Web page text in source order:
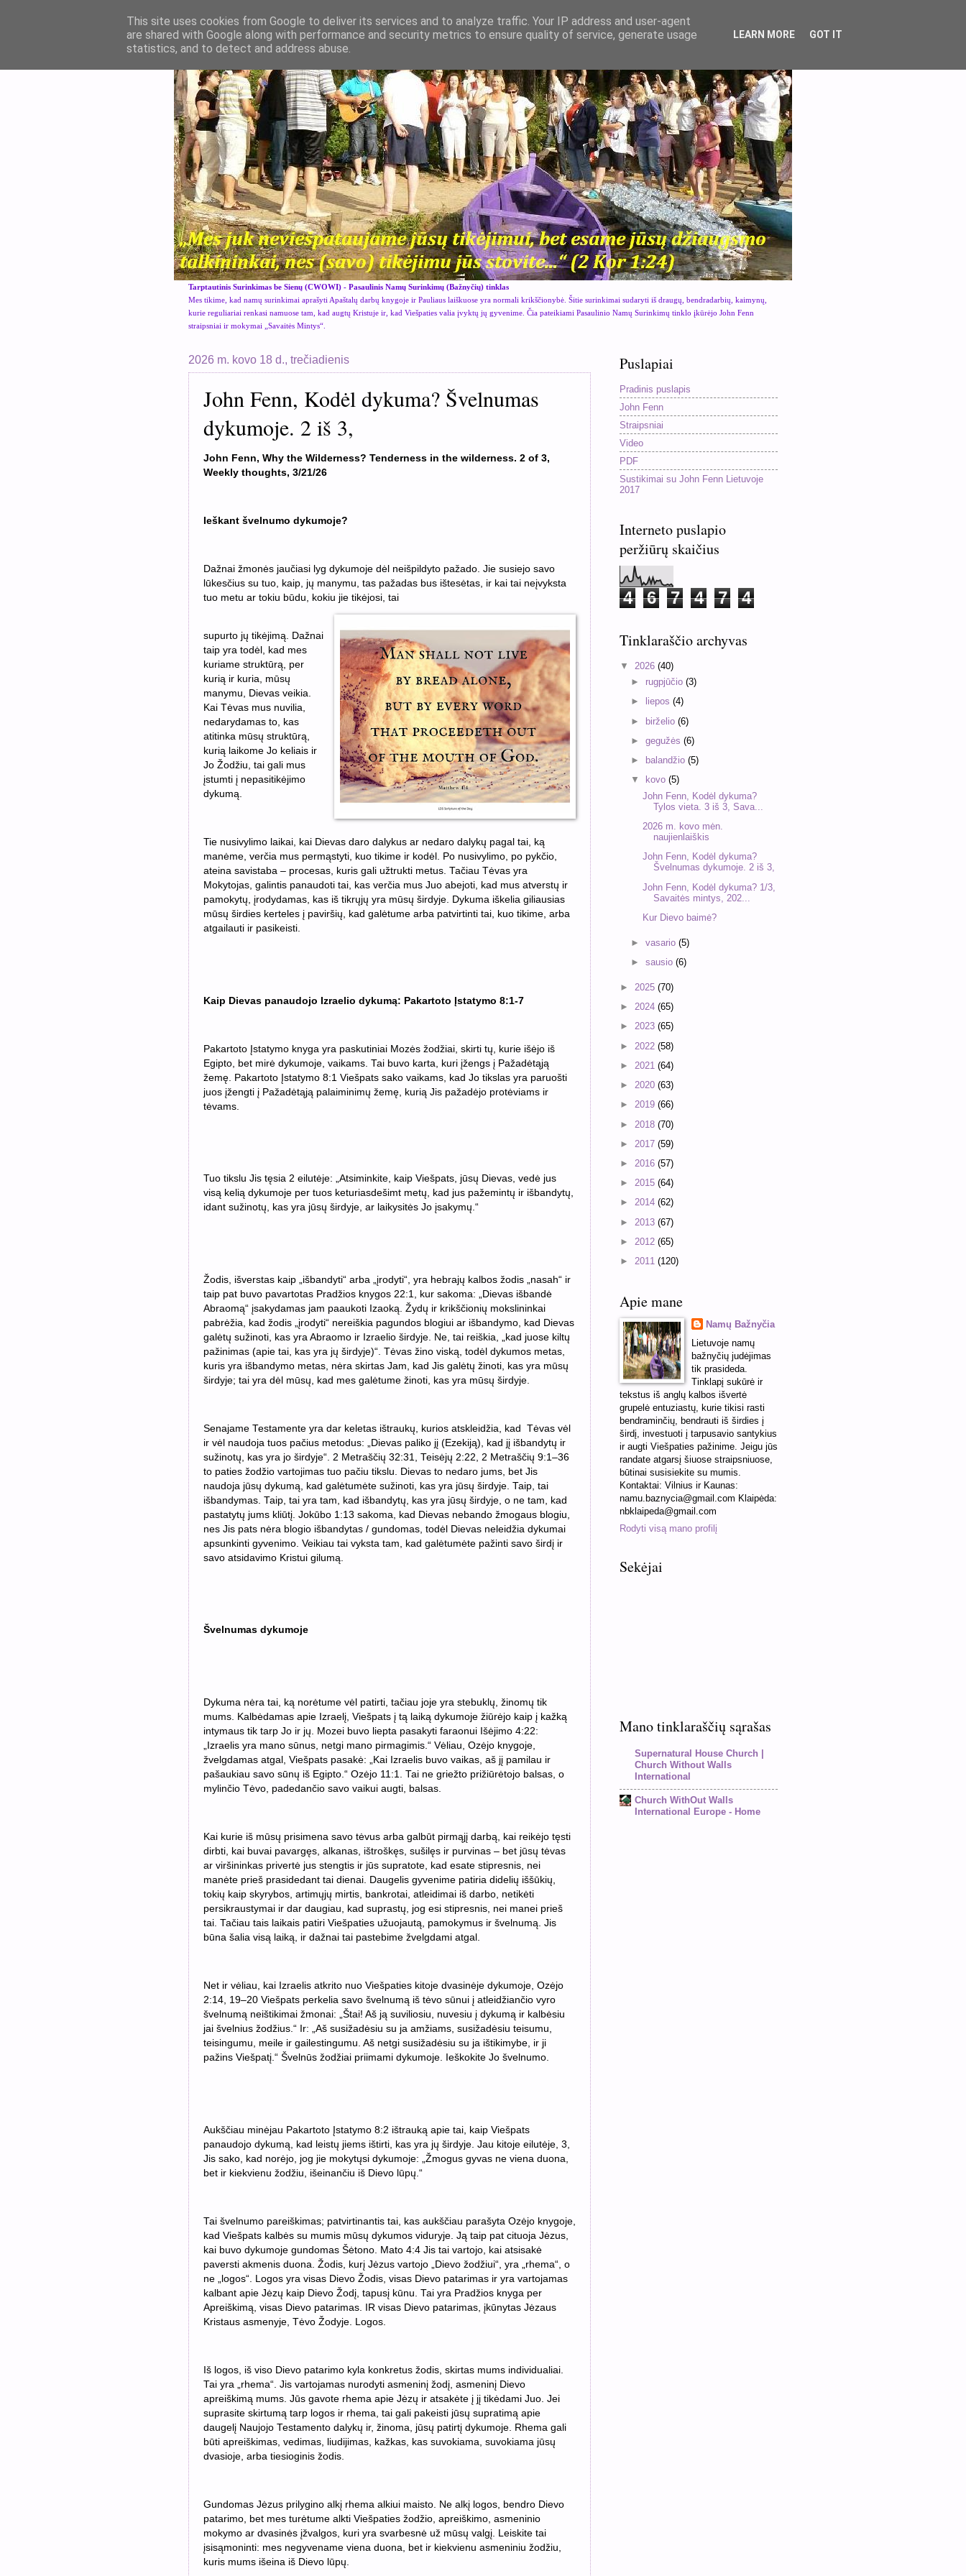
Tarptautinis Surinkimas be Sienų (CWOWI) - Pasaulinis Namų Surinkimų (Bažnyčių) tinklas
Mes tikime, kad namų surinkimai aprašyti Apaštalų darbų knygoje ir Pauliaus laiškuose yra normali krikščionybė. Šitie surinkimai sudaryti iš draugų, bendradarbių, kaimynų,
kurie reguliariai renkasi namuose tam, kad augtų Kristuje ir, kad Viešpaties valia įvyktų jų gyvenime. Čia pateikiami Pasaulinio Namų Surinkimų tinklo įkūrėjo John Fenn
straipsniai ir mokymai „Savaitės Mintys“.
2026 m. kovo 18 d., trečiadienis
John Fenn, Kodėl dykuma? Švelnumas
dykumoje. 2 iš 3,
John Fenn, Why the Wilderness? Tenderness in the wilderness. 2 of 3,
Weekly thoughts, 3/21/26
Ieškant švelnumo dykumoje?
Dažnai žmonės jaučiasi lyg dykumoje dėl neišpildyto pažado. Jie susiejo savo
lūkesčius su tuo, kaip, jų manymu, tas pažadas bus ištesėtas, ir kai tai neįvyksta
tuo metu ar tokiu būdu, kokiu jie tikėjosi, tai
supurto jų tikėjimą. Dažnai
taip yra todėl, kad mes
kuriame struktūrą, per
kurią ir kuria, mūsų
manymu, Dievas veikia.
Kai Tėvas mus nuvilia,
nedarydamas to, kas
atitinka mūsų struktūrą,
kurią laikome Jo keliais ir
Jo Žodžiu, tai gali mus
įstumti į nepasitikėjimo
dykumą.
Tie nusivylimo laikai, kai Dievas daro dalykus ar nedaro dalykų pagal tai, ką
manėme, verčia mus permąstyti, kuo tikime ir kodėl. Po nusivylimo, po pykčio,
ateina savistaba – procesas, kuris gali užtrukti metus. Tačiau Tėvas yra
Mokytojas, galintis panaudoti tai, kas verčia mus Juo abejoti, kad mus atverstų ir
pamokytų, įrodydamas, kas iš tikrųjų yra mūsų širdyje. Dykuma iškelia giliausias
mūsų širdies kerteles į paviršių, kad galėtume arba patvirtinti tai, kuo tikime, arba
atgailauti ir pasikeisti.
Kaip Dievas panaudojo Izraelio dykumą: Pakartoto Įstatymo 8:1-7
Pakartoto Įstatymo knyga yra paskutiniai Mozės žodžiai, skirti tų, kurie išėjo iš
Egipto, bet mirė dykumoje, vaikams. Tai buvo karta, kuri įžengs į Pažadėtąją
žemę. Pakartoto Įstatymo 8:1 Viešpats sako vaikams, kad Jo tikslas yra paruošti
juos įžengti į Pažadėtąją palaiminimų žemę, kurią Jis pažadėjo protėviams ir
tėvams.
Tuo tikslu Jis tęsia 2 eilutėje: „Atsiminkite, kaip Viešpats, jūsų Dievas, vedė jus
visą kelią dykumoje per tuos keturiasdešimt metų, kad jus pažemintų ir išbandytų,
idant sužinotų, kas yra jūsų širdyje, ar laikysitės Jo įsakymų.“
Žodis, išverstas kaip „išbandyti“ arba „įrodyti“, yra hebrajų kalbos žodis „nasah“ ir
taip pat buvo pavartotas Pradžios knygos 22:1, kur sakoma: „Dievas išbandė
Abraomą“ įsakydamas jam paaukoti Izaoką. Žydų ir krikščionių mokslininkai
pabrėžia, kad žodis „įrodyti“ nereiškia pagundos blogiui ar išbandymo, kad Dievas
galėtų sužinoti, kas yra Abraomo ir Izraelio širdyje. Ne, tai reiškia, „kad juose kiltų
pažinimas (apie tai, kas yra jų širdyje)“. Tėvas žino viską, todėl dykumos metas,
kuris yra išbandymo metas, nėra skirtas Jam, kad Jis galėtų žinoti, kas yra mūsų
širdyje; tai yra dėl mūsų, kad mes galėtume žinoti, kas yra mūsų širdyje.
Senajame Testamente yra dar keletas ištraukų, kurios atskleidžia, kad Tėvas vėl
ir vėl naudoja tuos pačius metodus: „Dievas paliko jį (Ezekiją), kad jį išbandytų ir
sužinotų, kas yra jo širdyje“. 2 Metraščių 32:31, Teisėjų 2:22, 2 Metraščių 9:1–36
to paties žodžio vartojimas tuo pačiu tikslu. Dievas to nedaro jums, bet Jis
naudoja jūsų dykumą, kad galėtumėte sužinoti, kas yra jūsų širdyje. Taip, tai
išbandymas. Taip, tai yra tam, kad išbandytų, kas yra jūsų širdyje, o ne tam, kad
pastatytų jums kliūtį. Jokūbo 1:13 sakoma, kad Dievas nebando žmogaus blogiu,
nes Jis pats nėra blogio išbandytas / gundomas, todėl Dievas neleidžia dykumai
apsunkinti gyvenimo. Veikiau tai vyksta tam, kad galėtumėte pažinti savo širdį ir
savo atsidavimo Kristui gilumą.
Švelnumas dykumoje
Dykuma nėra tai, ką norėtume vėl patirti, tačiau joje yra stebuklų, žinomų tik
mums. Kalbėdamas apie Izraelį, Viešpats į tą laiką dykumoje žiūrėjo kaip į kažką
intymaus tik tarp Jo ir jų. Mozei buvo liepta pasakyti faraonui Išėjimo 4:22:
„Izraelis yra mano sūnus, netgi mano pirmagimis.“ Vėliau, Ozėjo knygoje,
žvelgdamas atgal, Viešpats pasakė: „Kai Izraelis buvo vaikas, aš jį pamilau ir
pašaukiau savo sūnų iš Egipto.“ Ozėjo 11:1. Tai ne griežto prižiūrėtojo balsas, o
mylinčio Tėvo, padedančio savo vaikui augti, balsas.
Kai kurie iš mūsų prisimena savo tėvus arba galbūt pirmąjį darbą, kai reikėjo tęsti
dirbti, kai buvai pavargęs, alkanas, ištroškęs, sušilęs ir purvinas – bet jūsų tėvas
ar viršininkas privertė jus stengtis ir jūs supratote, kad esate stipresnis, nei
manėte prieš prasidedant tai dienai. Daugelis gyvenime patiria didelių iššūkių,
tokių kaip skyrybos, artimųjų mirtis, bankrotai, atleidimai iš darbo, netikėti
persikraustymai ir dar daugiau, kad suprastų, jog esi stipresnis, nei manei prieš
tai. Tačiau tais laikais patiri Viešpaties užuojautą, pamokymus ir švelnumą. Jis
būna šalia visą laiką, ir dažnai tai pastebime žvelgdami atgal.
Net ir vėliau, kai Izraelis atkrito nuo Viešpaties kitoje dvasinėje dykumoje, Ozėjo
2:14, 19–20 Viešpats perkelia savo švelnumą iš tėvo sūnui į atleidžiančio vyro
švelnumą neištikimai žmonai: „Štai! Aš ją suviliosiu, nuvesiu į dykumą ir kalbėsiu
jai švelnius žodžius.“ Ir: „Aš susižadėsiu su ja amžiams, susižadėsiu teisumu,
teisingumu, meile ir gailestingumu. Aš netgi susižadėsiu su ja ištikimybe, ir ji
pažins Viešpatį.“ Švelnūs žodžiai priimami dykumoje. Ieškokite Jo švelnumo.
Aukščiau minėjau Pakartoto Įstatymo 8:2 ištrauką apie tai, kaip Viešpats
panaudojo dykumą, kad leistų jiems ištirti, kas yra jų širdyje. Jau kitoje eilutėje, 3,
Jis sako, kad norėjo, jog jie mokytųsi dykumoje: „Žmogus gyvas ne viena duona,
bet ir kiekvienu žodžiu, išeinančiu iš Dievo lūpų.“
Tai švelnumo pareiškimas; patvirtinantis tai, kas aukščiau parašyta Ozėjo knygoje,
kad Viešpats kalbės su mumis mūsų dykumos viduryje. Ją taip pat cituoja Jėzus,
kai buvo dykumoje gundomas Šėtono. Mato 4:4 Jis tai vartojo, kai atsisakė
paversti akmenis duona. Žodis, kurį Jėzus vartojo „Dievo žodžiui“, yra „rhema“, o
ne „logos“. Logos yra visas Dievo Žodis, visas Dievo patarimas ir yra vartojamas
kalbant apie Jėzų kaip Dievo Žodį, tapusį kūnu. Tai yra Pradžios knyga per
Apreiškimą, visas Dievo patarimas. IR visas Dievo patarimas, įkūnytas Jėzaus
Kristaus asmenyje, Tėvo Žodyje. Logos.
Iš logos, iš viso Dievo patarimo kyla konkretus žodis, skirtas mums individualiai.
Tai yra „rhema“. Jis vartojamas nurodyti asmeninį žodį, asmeninį Dievo
apreiškimą mums. Jūs gavote rhema apie Jėzų ir atsakėte į jį tikėdami Juo. Jei
suprasite skirtumą tarp logos ir rhema, tai gali pakeisti jūsų supratimą apie
daugelį Naujojo Testamento dalykų ir, žinoma, jūsų patirtį dykumoje. Rhema gali
būti apreiškimas, vedimas, liudijimas, kažkas, kas suvokiama, suvokiama jūsų
dvasioje, arba tiesioginis žodis.
Gundomas Jėzus prilygino alkį rhema alkiui maisto. Ne alkį logos, bendro Dievo
patarimo, bet mes turėtume alkti Viešpaties žodžio, apreiškimo, asmeninio
mokymo ar dvasinės įžvalgos, kuri yra svarbesnė už mūsų valgį. Leiskite tai
įsisąmoninti: mes negyvename viena duona, bet ir kiekvienu asmeniniu žodžiu,
kuris mums išeina iš Dievo lūpų.
Puslapiai
Pradinis puslapis
John Fenn
Straipsniai
Video
PDF
Sustikimai su John Fenn Lietuvoje
2017
Interneto puslapio
peržiūrų skaičius
4 6 7 4 7 4
Tinklaraščio archyvas
▼ 2026 (40)
► rugpjūčio(3)
►
liepos(4)
► birželio(6)
►gegužės(6)
►
balandžio(5)
▼
kovo(5)
John Fenn, Kodėl dykuma?
Tylos vieta. 3 iš 3, Sava...
2026 m. kovo mėn.
naujienlaiškis
John Fenn, Kodėl dykuma?
Švelnumas dykumoje. 2 iš 3,
John Fenn, Kodėl dykuma? 1/3,
Savaitės mintys, 202...
Kur Dievo baimė?
►vasario(5)
►sausio(6)
► 2025 (70)
► 2024 (65)
► 2023 (65)
► 2022 (58)
► 2021 (64)
► 2020 (63)
► 2019 (66)
► 2018 (70)
► 2017 (59)
► 2016 (57)
► 2015 (64)
► 2014 (62)
► 2013 (67)
► 2012 (65)
► 2011 (120)
Apie mane
Namų Bažnyčia
Lietuvoje namų
bažnyčių judėjimas
tik prasideda.
Tinklapį sukūrė ir
tekstus iš anglų kalbos išvertė
grupelė entuziastų, kurie tikisi rasti
bendraminčių, bendrauti iš širdies į
širdį, investuoti į tarpusavio santykius
ir augti Viešpaties pažinime. Jeigu jūs
randate atgarsį šiuose straipsniuose,
būtinai susisiekite su mumis.
Kontaktai: Vilnius ir Kaunas:
namu.baznycia@gmail.com Klaipėda:
nbklaipeda@gmail.com
Rodyti visą mano profilį
Sekėjai
Mano tinklaraščių sąrašas
Supernatural House Church |
Church Without Walls
International
Church WithOut Walls
International Europe - Home
This site uses cookies from Google to deliver its services and to analyze traffic. Your IP address and user-agent
are shared with Google along with performance and security metrics to ensure quality of service, generate usage
statistics, and to detect and address abuse.
LEARN MORE GOT IT